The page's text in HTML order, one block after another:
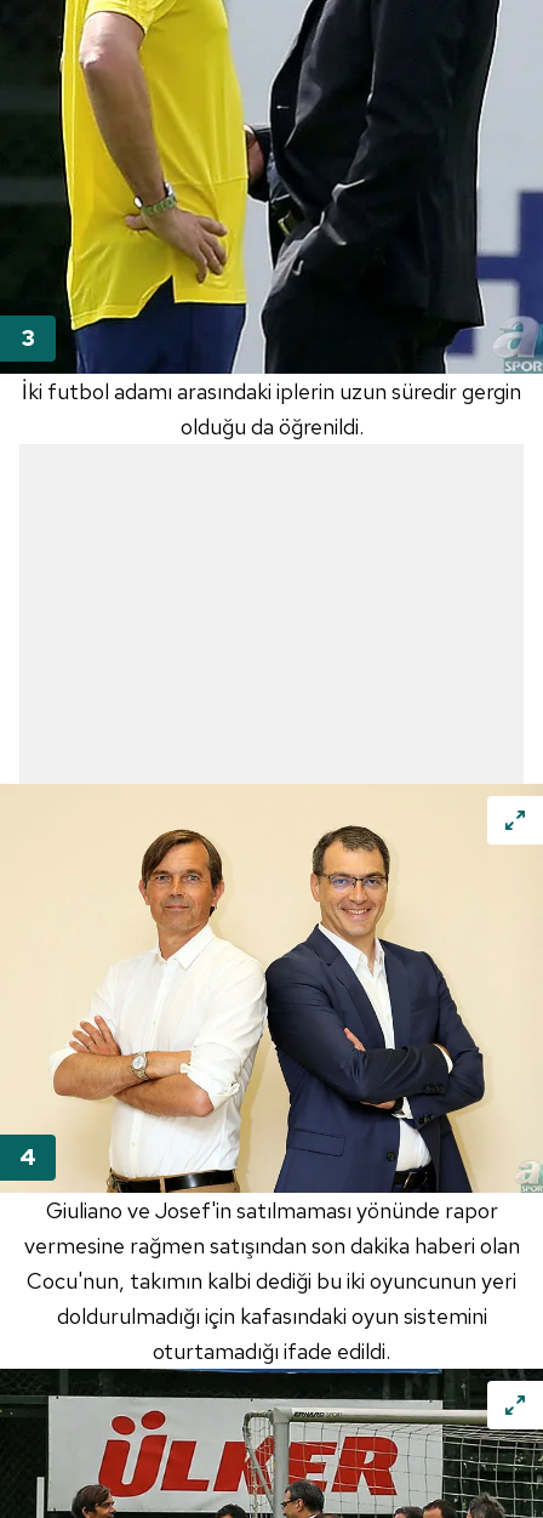
İki futbol adamı arasındaki iplerin uzun süredir gergin
olduğu da öğrenildi.
Giuliano ve Josef'in satılmaması yönünde rapor
vermesine rağmen satışından son dakika haberi olan
Cocu'nun, takımın kalbi dediği bu iki oyuncunun yeri
doldurulmadığı için kafasındaki oyun sistemini
oturtamadığı ifade edildi.